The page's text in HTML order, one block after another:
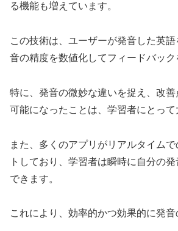
る機能も増えています。
この技術は、ユーザーが発音した英
音の精度を数値化してフィードバック
特に、発音の微妙な違いを捉え、改
可能になったことは、学習者にとって
また、多くのアプリがリアルタイム
トしており、学習者は瞬時に自分の
できます。
これにより、効率的かつ効果的に発音